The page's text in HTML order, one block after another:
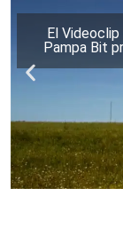
El
Pampa Bit